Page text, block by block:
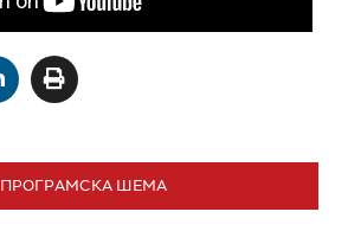
ПРОГРАМСКА ШЕМА